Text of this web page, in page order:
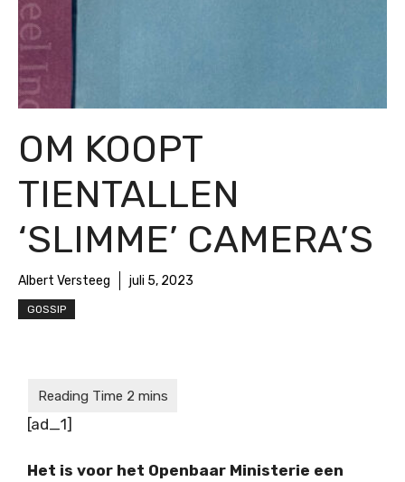
OM KOOPT
TIENTALLEN
‘SLIMME’ CAMERA’S
Albert Versteeg juli 5, 2023
GOSSIP
[ad_1]
Het is voor het Openbaar Ministerie een